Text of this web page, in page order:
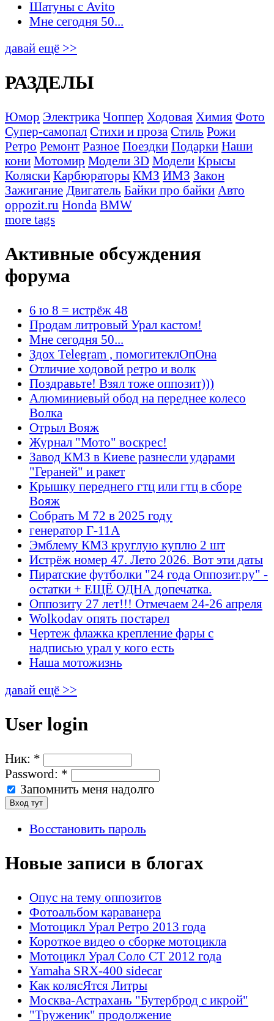
Шатуны с Avito
Мне сегодня 50...
давай ещё >>
РАЗДЕЛЫ
Юмор Электрика Чоппер Ходовая Химия Фото
Супер-самопал Стихи и проза Стиль Рожи
Ретро Ремонт Разное Поездки Подарки Наши
кони Мотомир Модели 3D Модели Крысы
Коляски Карбюраторы КМЗ ИМЗ Закон
Зажигание Двигатель Байки про байки Авто
oppozit.ru Honda BMW
more tags
Активные обсуждения
форума
6 ю 8 = истрёж 48
Продам литровый Урал кастом!
Мне сегодня 50...
Здох Telegram , помогитеклОпОна
Отличие ходовой ретро и волк
Поздравьте! Взял тоже оппозит)))
Алюминиевый обод на переднее колесо
Волка
Отрыл Вояж
Журнал "Мото" воскрес!
Завод КМЗ в Киеве разнесли ударами
"Гераней" и ракет
Крышку переднего гтц или гтц в сборе
Вояж
Собрать М 72 в 2025 году
генератор Г-11А
Эмблему КМЗ круглую куплю 2 шт
Истрёж номер 47. Лето 2026. Вот эти даты
Пиратские футболки "24 года Оппозит.ру" -
остатки + ЕЩЁ ОДНА допечатка.
Оппозиту 27 лет!!! Отмечаем 24-26 апреля
Wolkodav опять постарел
Чертеж флажка крепление фары с
надписью урал у кого есть
Наша мотожизнь
давай ещё >>
User login
Ник: *
Password: *
Запомнить меня надолго
Восстановить пароль
Новые записи в блогах
Опус на тему оппозитов
Фотоальбом караванера
Мотоцикл Урал Ретро 2013 года
Короткое видео о сборке мотоцикла
Мотоцикл Урал Соло СТ 2012 года
Yamaha SRX-400 sidecar
Как колясЯтся Литры
Москва-Астрахань "Бутерброд с икрой"
"Труженик" продолжение